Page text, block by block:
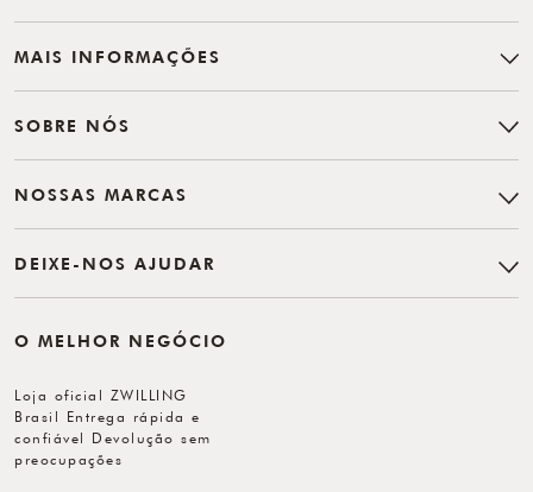
MAIS INFORMAÇÕES
SOBRE NÓS
NOSSAS MARCAS
DEIXE-NOS AJUDAR
O MELHOR NEGÓCIO
Loja oficial ZWILLING
Brasil Entrega rápida e
confiável Devolução sem
preocupações